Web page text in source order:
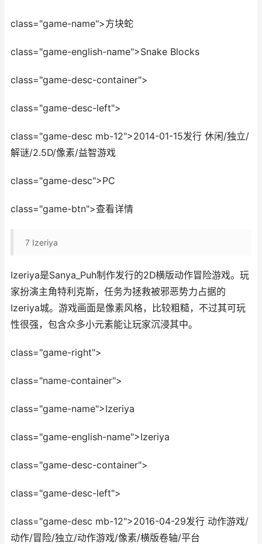
class="game-name">方块蛇
class="game-english-name">Snake Blocks
class="game-desc-container">
class="game-desc-left">
class="game-desc mb-12">2014-01-15发行 休闲/独立/
解谜/2.5D/像素/益智游戏
class="game-desc">PC
class="game-btn">查看详情
7 Izeriya
Izeriya是Sanya_Puh制作发行的2D横版动作冒险游戏。玩
家扮演主角特利克斯，任务为拯救被邪恶势力占据的
Izeriya城。游戏画面是像素风格，比较粗糙，不过其可玩
性很强，包含众多小元素能让玩家沉浸其中。
class="game-right">
class="name-container">
class="game-name">Izeriya
class="game-english-name">Izeriya
class="game-desc-container">
class="game-desc-left">
class="game-desc mb-12">2016-04-29发行 动作游戏/
动作/冒险/独立/动作游戏/像素/横版卷轴/平台